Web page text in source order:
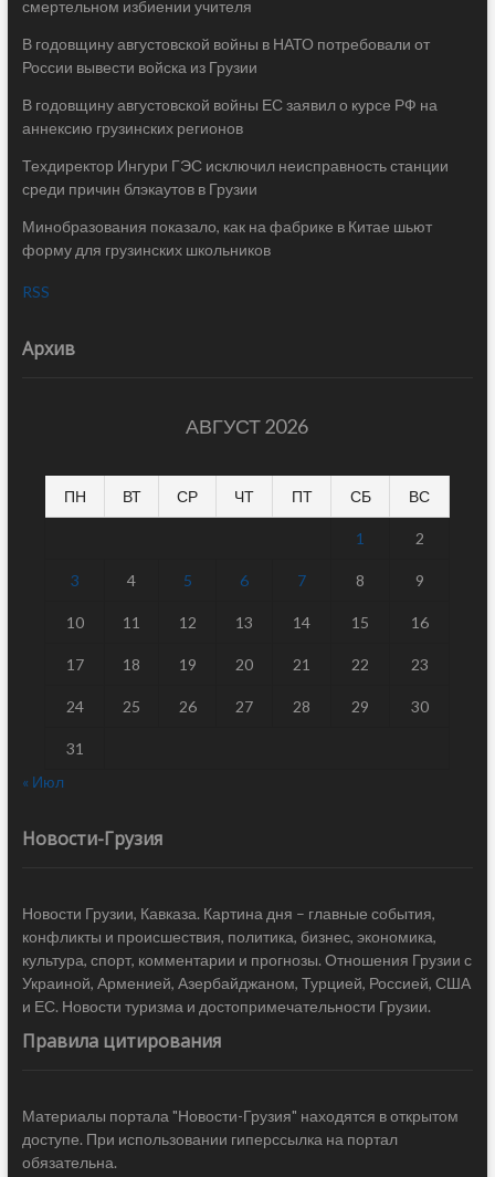
смертельном избиении учителя
В годовщину августовской войны в НАТО потребовали от
России вывести войска из Грузии
В годовщину августовской войны ЕС заявил о курсе РФ на
аннексию грузинских регионов
Техдиректор Ингури ГЭС исключил неисправность станции
среди причин блэкаутов в Грузии
Минобразования показало, как на фабрике в Китае шьют
форму для грузинских школьников
RSS
Архив
АВГУСТ 2026
ПН ВТ СР ЧТ ПТ СБ ВС
1 2
3 4 5 6 7 8 9
10 11 12 13 14 15 16
17 18 19 20 21 22 23
24 25 26 27 28 29 30
31
« Июл
Новости-Грузия
Новости Грузии, Кавказа. Картина дня – главные события,
конфликты и происшествия, политика, бизнес, экономика,
культура, спорт, комментарии и прогнозы. Отношения Грузии с
Украиной, Арменией, Азербайджаном, Турцией, Россией, США
и ЕС. Новости туризма и достопримечательности Грузии.
Правила цитирования
Материалы портала "Новости-Грузия" находятся в открытом
доступе. При использовании гиперссылка на портал
обязательна.